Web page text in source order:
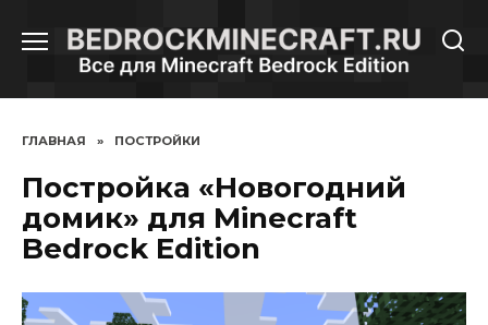
содержанию
ГЛАВНАЯ » ПОСТРОЙКИ
Постройка «Новогодний
домик» для Minecraft
Bedrock Edition